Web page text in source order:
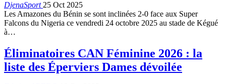
DjenaSport25 Oct 2025
Les Amazones du Bénin se sont inclinées 2-0 face aux Super
Falcons du Nigeria ce vendredi 24 octobre 2025 au stade de Kégué
à…
Éliminatoires CAN Féminine 2026 : la
liste des Éperviers Dames dévoilée